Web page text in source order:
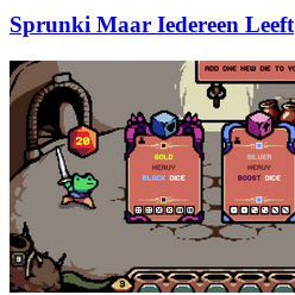
Sprunki Maar Iedereen Leeft